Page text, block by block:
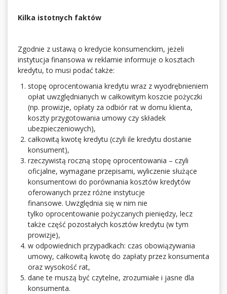
Kilka istotnych faktów
Zgodnie z ustawą o kredycie konsumenckim, jeżeli
instytucja finansowa w reklamie informuje o kosztach
kredytu, to musi podać także:
stopę oprocentowania kredytu wraz z wyodrębnieniem
opłat uwzględnianych w całkowitym koszcie pożyczki
(np. prowizje, opłaty za odbiór rat w domu klienta,
koszty przygotowania umowy czy składek
ubezpieczeniowych),
całkowitą kwotę kredytu (czyli ile kredytu dostanie
konsument),
rzeczywistą roczną stopę oprocentowania – czyli
oficjalne, wymagane przepisami, wyliczenie służące
konsumentowi do porównania kosztów kredytów
oferowanych przez różne instytucje
finansowe. Uwzględnia się w nim nie
tylko oprocentowanie pożyczanych pieniędzy, lecz
także część pozostałych kosztów kredytu (w tym
prowizje),
w odpowiednich przypadkach: czas obowiązywania
umowy, całkowitą kwotę do zapłaty przez konsumenta
oraz wysokość rat,
dane te muszą być czytelne, zrozumiałe i jasne dla
konsumenta.